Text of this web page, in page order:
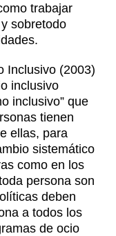
trabajar
sobretodo
Inclusivo (2003)
inclusivo
inclusivo” que
tienen
ellas, para
sistemático
como en los
persona son
deben
a todos los
de ocio